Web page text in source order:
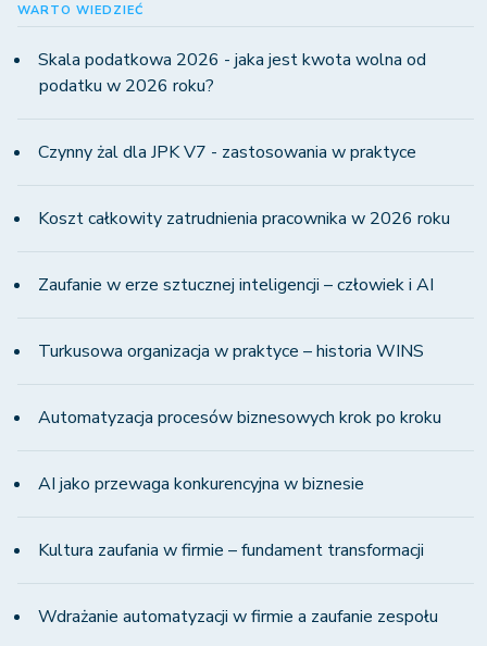
WARTO WIEDZIEĆ
Skala podatkowa 2026 - jaka jest kwota wolna od
podatku w 2026 roku?
Czynny żal dla JPK V7 - zastosowania w praktyce
Koszt całkowity zatrudnienia pracownika w 2026 roku
Zaufanie w erze sztucznej inteligencji – człowiek i AI
Turkusowa organizacja w praktyce – historia WINS
Automatyzacja procesów biznesowych krok po kroku
AI jako przewaga konkurencyjna w biznesie
Kultura zaufania w firmie – fundament transformacji
Wdrażanie automatyzacji w firmie a zaufanie zespołu